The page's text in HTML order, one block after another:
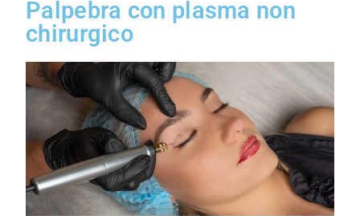
Palpebra con plasma non
chirurgico